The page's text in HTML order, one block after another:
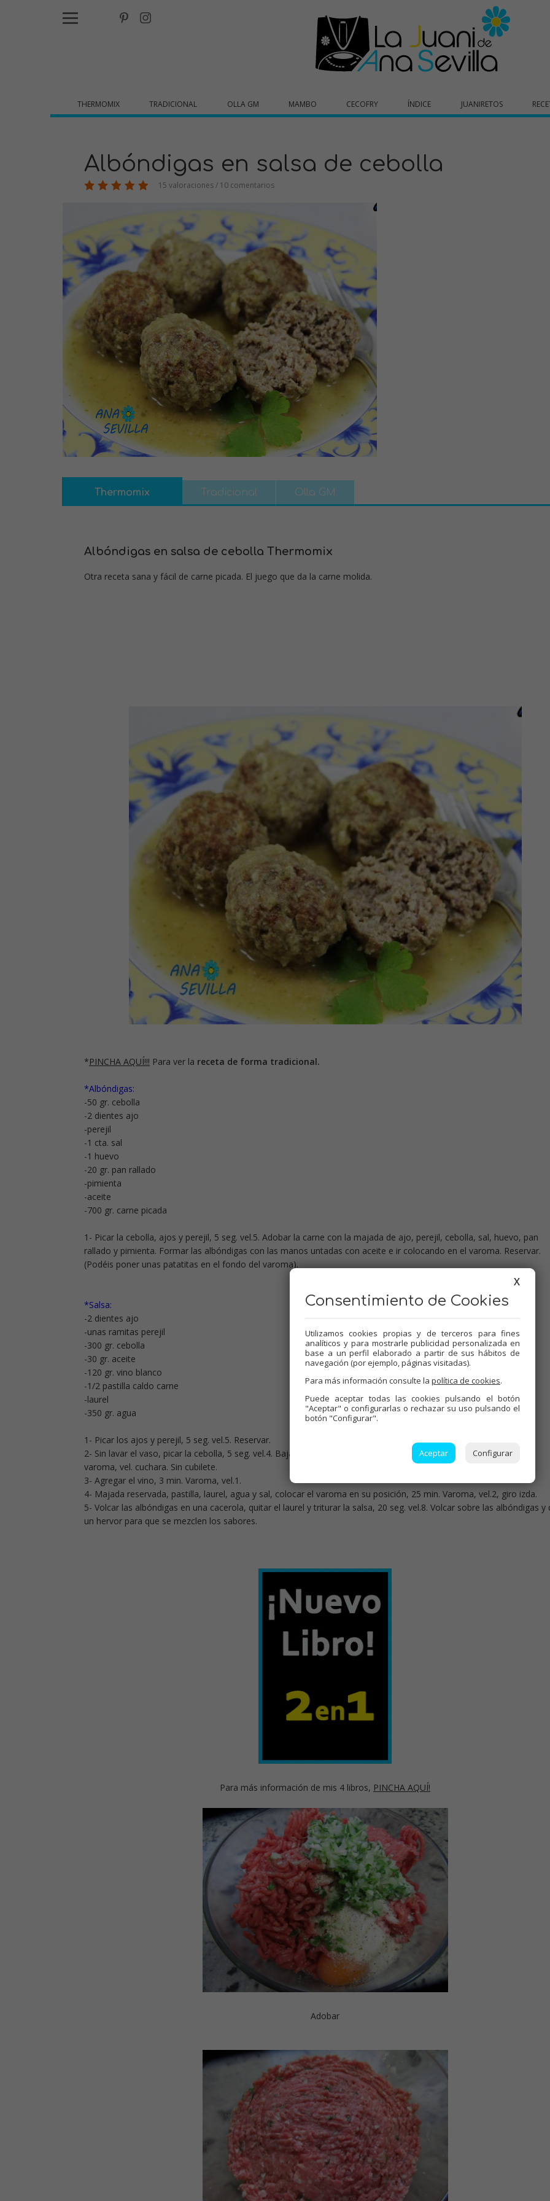
THERMOMIX TRADICIONAL OLLA GM MAMBO CECOFRY ÍNDICE JUANIRETOS
Albóndigas en salsa de cebolla
15 valoraciones / 10 comentarios
Thermomix Tradicional Olla GM
Albóndigas en salsa de cebolla Thermomix
Otra receta sana y fácil de carne picada. El juego que da la carne molida.
*PINCHA AQUÍ!!! Para ver la receta de forma tradicional.
*Albóndigas:
-50 gr. cebolla
-2 dientes ajo
-perejil
-1 cta. sal
-1 huevo
-20 gr. pan rallado
-pimienta
-aceite
-700 gr. carne picada
1- Picar la cebolla, ajos y perejil, 5 seg. vel.5. Adobar la carne con la majada de ajo, perejil, cebolla, sal, huevo, pan
rallado y pimienta. Formar las albóndigas con las manos untadas con aceite e ir colocando en el varoma. Reservar.
(Podéis poner unas patatitas en el fondo del varoma).
*Salsa:
-2 dientes ajo
-unas ramitas perejil
-300 gr. cebolla
-30 gr. aceite
-120 gr. vino blanco
-1/2 pastilla caldo carne
-laurel
-350 gr. agua
1- Picar los ajos y perejil, 5 seg. vel.5. Reservar.
2- Sin lavar el vaso, picar la cebolla, 5 seg. vel.4. Bajar restos hacia las cuchillas, añadir el aceite y pochar 12 min.,
varoma, vel. cuchara. Sin cubilete.
3- Agregar el vino, 3 min. Varoma, vel.1.
4- Majada reservada, pastilla, laurel, agua y sal, colocar el varoma en su posición, 25 min. Varoma, vel.2, giro izda.
5- Volcar las albóndigas en una cacerola, quitar el laurel y triturar la salsa, 20 seg. vel.8. Volcar sobre las albóndigas y
un hervor para que se mezclen los sabores.
Para más información de mis 4 libros, PINCHA AQUÍ!
Adobar
X
Consentimiento de Cookies
Utilizamos cookies propias y de terceros para fines
analíticos y para mostrarle publicidad personalizada en
base a un perfil elaborado a partir de sus hábitos de
navegación (por ejemplo, páginas visitadas).
Para más información consulte la política de cookies.
Puede aceptar todas las cookies pulsando el botón
"Aceptar" o configurarlas o rechazar su uso pulsando el
botón "Configurar".
Aceptar Configurar